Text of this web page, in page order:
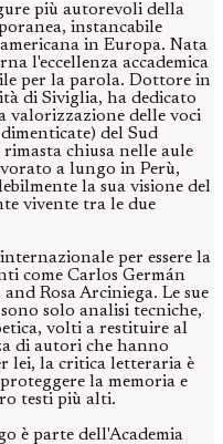
più autorevoli della
instancabile
in Europa. Nata
l'eccellenza accademica
per la parola. Dottore in
di Siviglia, ha dedicato
valorizzazione delle voci
del Sud
chiusa nelle aule
a lungo in Perù,
la sua visione del
vivente tra le due
per essere la
come Carlos Germán
Rosa Arciniega. Le sue
solo analisi tecniche,
volti a restituire al
di autori che hanno
lei, la critica letteraria è
la memoria e
testi più alti.
è parte dell'Academia